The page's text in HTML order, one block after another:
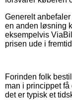
Generelt
en anden løsning
eksempelvis
prisen ude i
Forinden folk
man i princippet
det er typisk et